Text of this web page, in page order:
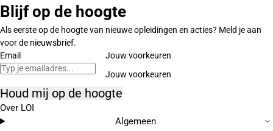
Blijf op de hoogte
Als eerste op de hoogte van nieuwe opleidingen en acties? Meld je aan
voor de nieuwsbrief.
Email
Jouw voorkeuren
Houd mij op de hoogte
Over LOI
Algemeen